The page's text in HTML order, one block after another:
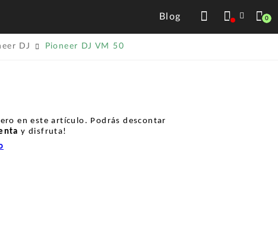
Blog 0
DJ Pioneer DJ VM 50
en este artículo. Podrás descontar
y disfruta!